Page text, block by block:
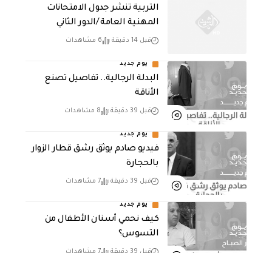
التربية تنشر جدول الامتحانات
المهنية العامة /الدور الثاني
قبل 14 دقيقة 6 مشاهدات
يوم جديد
البدلة الرجالية.. تفاصيل تصنع
الأناقة
قبل 39 دقيقة 8 مشاهدات
يوم جديد
فيديو صادم يوثق رشق قطار الزوار
بالحجارة
قبل 39 دقيقة 7 مشاهدات
يوم جديد
كيف نحمي أسنان الأطفال من
التسوس؟